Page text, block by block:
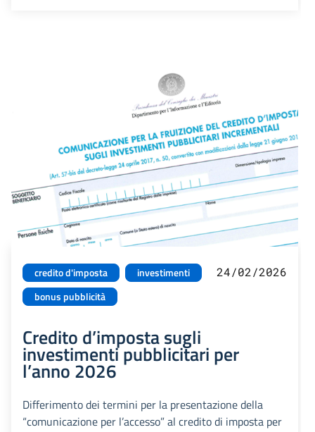
credito d'imposta
investimenti
bonus pubblicità
24/02/2026
Credito d’imposta sugli
investimenti pubblicitari per
l’anno 2026
Differimento dei termini per la presentazione della
“comunicazione per l’accesso” al credito di imposta per